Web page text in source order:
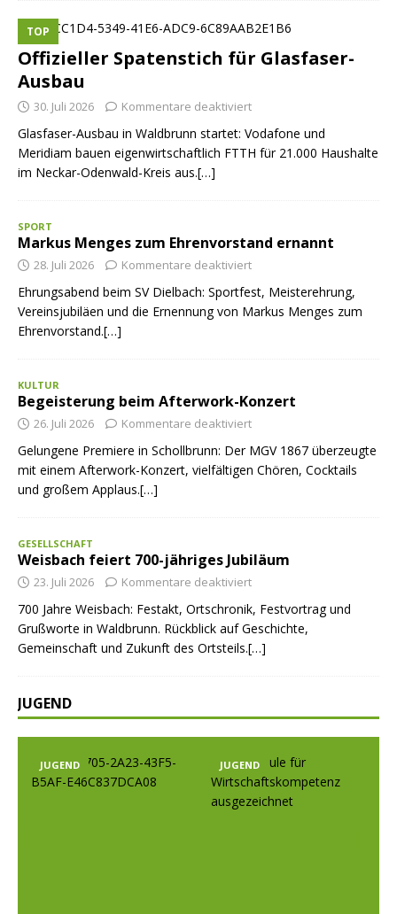
Offizieller Spatenstich für Glasfaser-
Ausbau
TOP
30. Juli 2026 Kommentare deaktiviert
Glasfaser-Ausbau in Waldbrunn startet: Vodafone und
Meridiam bauen eigenwirtschaftlich FTTH für 21.000 Haushalte
im Neckar-Odenwald-Kreis aus.[…]
SPORT
Markus Menges zum Ehrenvorstand ernannt
28. Juli 2026 Kommentare deaktiviert
Ehrungsabend beim SV Dielbach: Sportfest, Meisterehrung,
Vereinsjubiläen und die Ernennung von Markus Menges zum
Ehrenvorstand.[…]
KULTUR
Begeisterung beim Afterwork-Konzert
26. Juli 2026 Kommentare deaktiviert
Gelungene Premiere in Schollbrunn: Der MGV 1867 überzeugte
mit einem Afterwork-Konzert, vielfältigen Chören, Cocktails
und großem Applaus.[…]
GESELLSCHAFT
Weisbach feiert 700-jähriges Jubiläum
23. Juli 2026 Kommentare deaktiviert
700 Jahre Weisbach: Festakt, Ortschronik, Festvortrag und
Grußworte in Waldbrunn. Rückblick auf Geschichte,
Gemeinschaft und Zukunft des Ortsteils.[…]
JUGEND
JUGEND JUGEND